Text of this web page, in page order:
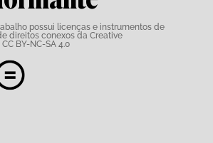
possui licenças e instrumentos de
direitos conexos da Creative
BY-NC-SA 4.0